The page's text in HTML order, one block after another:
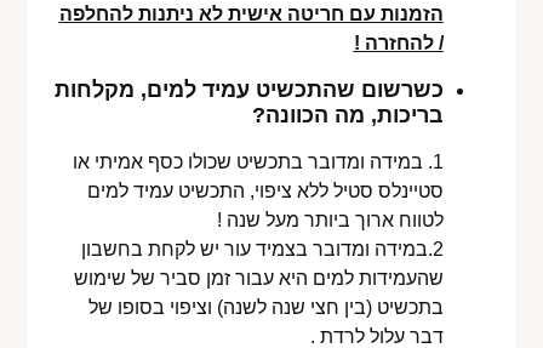
הזמנות עם חריטה אישית לא ניתנות להחלפה
/ להחזרה !
כשרשום שהתכשיט עמיד למים, מקלחות
בריכות, מה הכוונה?
1. במידה ומדובר בתכשיט שכולו כסף אמיתי או
סטיינלס סטיל ללא ציפוי, התכשיט עמיד למים
לטווח ארוך ביותר מעל שנה !
2.במידה ומדובר בצמיד עור יש לקחת בחשבון
שהעמידות למים היא עבור זמן סביר של שימוש
בתכשיט (בין חצי שנה לשנה) וציפוי בסופו של
דבר עלול לרדת .